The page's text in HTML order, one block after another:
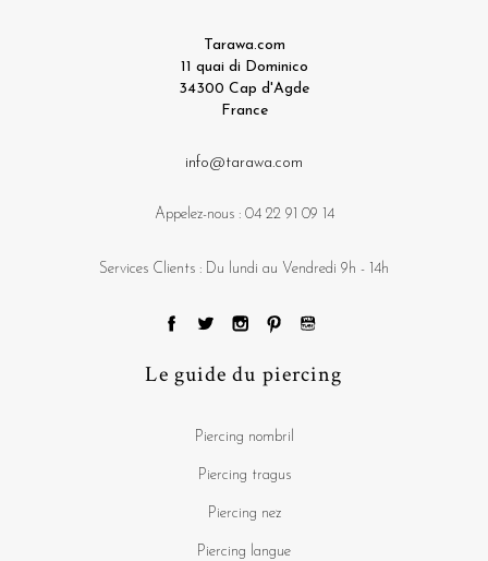
Tarawa.com
11 quai di Dominico
34300 Cap d'Agde
France
info@tarawa.com
Appelez-nous : 04 22 91 09 14
Services Clients : Du lundi au Vendredi 9h - 14h
Le guide du piercing
Piercing nombril
Piercing tragus
Piercing nez
Piercing langue